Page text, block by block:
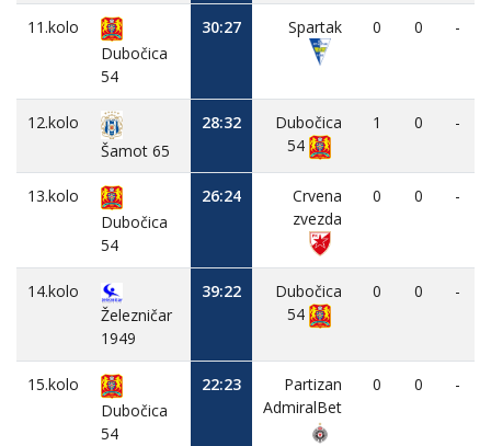
11.kolo
Dubočica
54
30:27 Spartak 0 0 -
12.kolo
Šamot 65
28:32
Dubočica
54
1 0 -
13.kolo
Dubočica
54
26:24
Crvena
zvezda
0 0 -
14.kolo
Železničar
1949
39:22
Dubočica
54
0 0 -
15.kolo
Dubočica
54
22:23
Partizan
AdmiralBet
0 0 -